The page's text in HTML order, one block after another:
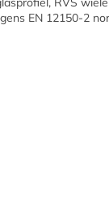
EN 12150-2